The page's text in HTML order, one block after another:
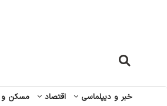
خبر و دیپلماسی اقتصاد مسکن و